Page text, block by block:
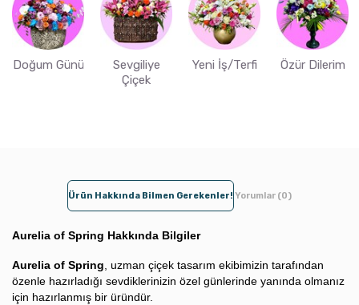
Doğum Günü
Sevgiliye
Çiçek
Yeni İş/Terfi Özür Dilerim
Ürün Hakkında Bilmen Gerekenler! Yorumlar (0)
Aurelia of Spring Hakkında Bilgiler
Aurelia of Spring , uzman çiçek tasarım ekibimizin tarafından
özenle hazırladığı sevdiklerinizin özel günlerinde yanında olmanız
için hazırlanmış bir üründür.